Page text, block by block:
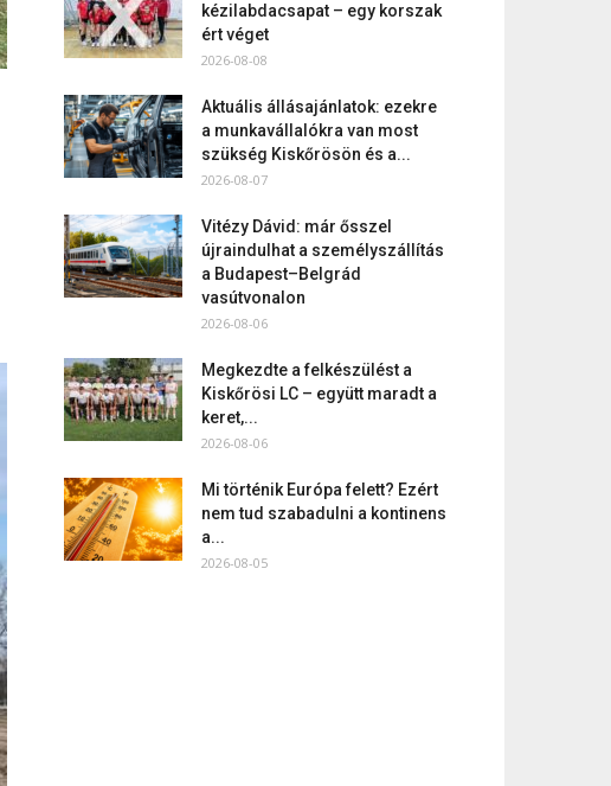
kézilabdacsapat – egy korszak
ért véget
2026-08-08
Aktuális állásajánlatok: ezekre
a munkavállalókra van most
szükség Kiskőrösön és a...
2026-08-07
Vitézy Dávid: már ősszel
újraindulhat a személyszállítás
a Budapest–Belgrád
vasútvonalon
2026-08-06
Megkezdte a felkészülést a
Kiskőrösi LC – együtt maradt a
keret,...
2026-08-06
Mi történik Európa felett? Ezért
nem tud szabadulni a kontinens
a...
2026-08-05